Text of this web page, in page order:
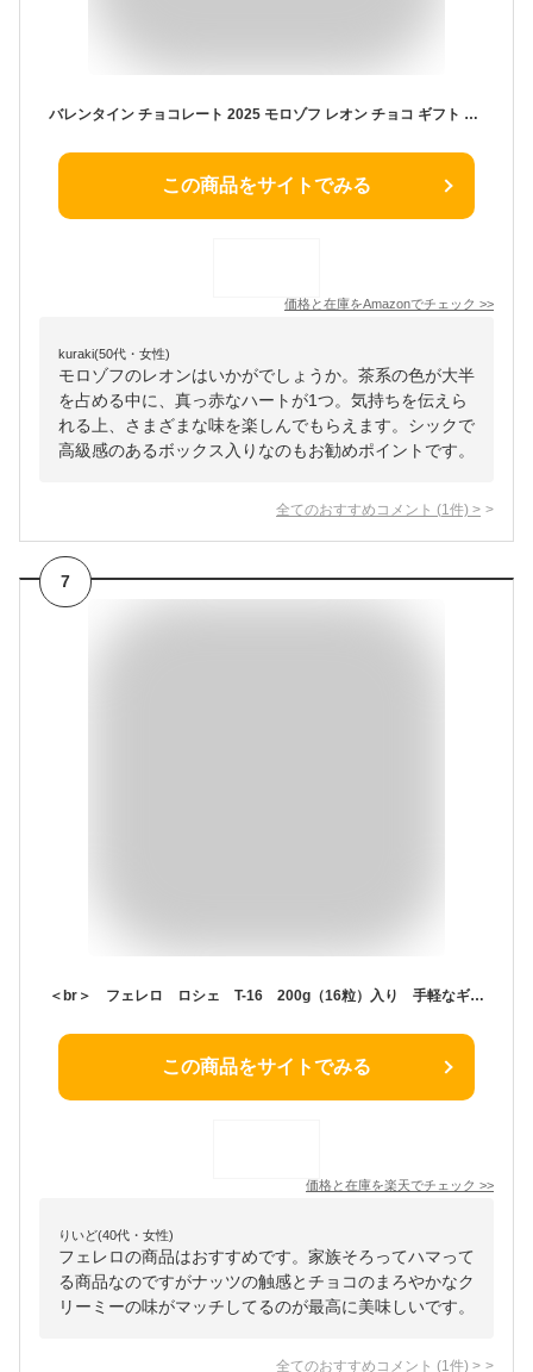
バレンタイン チョコレート 2025 モロゾフ レオン チョコ ギフト 人気商品 手提げ袋付き 15個入り MO-1023
この商品をサイトでみる
価格と在庫をAmazonでチェック >>
kuraki(50代・女性)
モロゾフのレオンはいかがでしょうか。茶系の色が大半
を占める中に、真っ赤なハートが1つ。気持ちを伝えら
れる上、さまざまな味を楽しんでもらえます。シックで
高級感のあるボックス入りなのもお勧めポイントです。
全てのおすすめコメント (1 件) >
7
＜br＞ フェレロ ロシェ T-16 200g（16粒）入り 手軽なギフト プチギフト ローストしたベーゼルナッツをチョコレートとウエハースで包む 無料プチギフト包装 ＜br＞バレンタイン ホワイトデー クリスマス FERRERO ROCHER
この商品をサイトでみる
価格と在庫を楽天でチェック >>
りいど(40代・女性)
フェレロの商品はおすすめです。家族そろってハマって
る商品なのですがナッツの触感とチョコのまろやかなク
リーミーの味がマッチしてるのが最高に美味しいです。
全てのおすすめコメント (1 件) >